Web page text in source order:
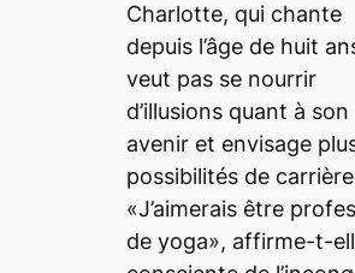
Charlotte, qui chante
depuis l’âge de huit
veut pas se nourrir
d’illusions quant à son
avenir et envisage
possibilités de
«J’aimerais être
de yoga», affirme-t-